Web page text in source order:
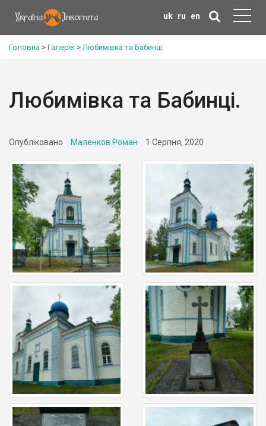
uk ru en
Головна > Галереї>Любимівка та Бабинці.
Любимівка та Бабинці.
Опубліковано Маленков Роман 1 Серпня, 2020